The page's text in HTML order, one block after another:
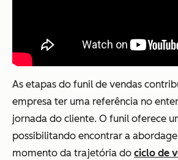
As etapas do funil de vendas
empresa ter uma referência no
jornada do cliente. O funil oferece
possibilitando encontrar a
momento da trajetória do ciclo de